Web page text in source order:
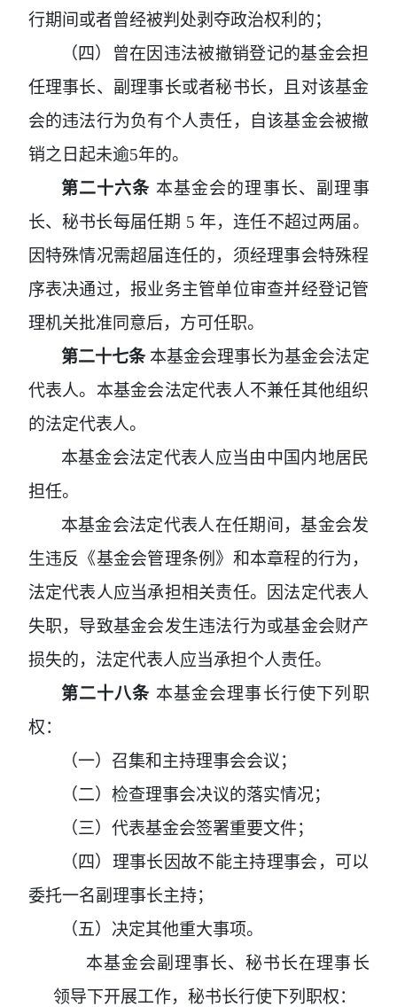
行期间或者曾经被判处剥夺政治权利的；
（四）曾在因违法被撤销登记的基金会担
任理事长、副理事长或者秘书长，且对该基金
会的违法行为负有个人责任，自该基金会被撤
销之日起未逾5年的。
第二十六条 本基金会的理事长、副理事
长、秘书长每届任期 5 年，连任不超过两届。
因特殊情况需超届连任的，须经理事会特殊程
序表决通过，报业务主管单位审查并经登记管
理机关批准同意后，方可任职。
第二十七条 本基金会理事长为基金会法定
代表人。本基金会法定代表人不兼任其他组织
的法定代表人。
本基金会法定代表人应当由中国内地居民
担任。
本基金会法定代表人在任期间，基金会发
生违反《基金会管理条例》和本章程的行为，
法定代表人应当承担相关责任。因法定代表人
失职，导致基金会发生违法行为或基金会财产
损失的，法定代表人应当承担个人责任。
第二十八条 本基金会理事长行使下列职
权：
（一）召集和主持理事会会议；
（二）检查理事会决议的落实情况；
（三）代表基金会签署重要文件；
（四）理事长因故不能主持理事会，可以
委托一名副理事长主持；
（五）决定其他重大事项。
本基金会副理事长、秘书长在理事长
领导下开展工作，秘书长行使下列职权：